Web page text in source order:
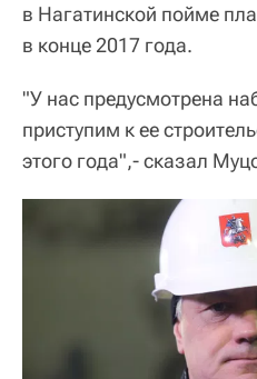
в Нагатинской пойме
в конце 2017 года.
"У нас предусмотрена
приступим к ее
этого года",- сказал